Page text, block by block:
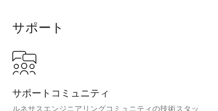
サポート
サポートコミュニティ
ルネサスエンジニアリングコミュニティの技術スタッ